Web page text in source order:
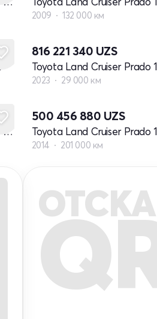
2009 132 000 км
816 221 340 UZS
2023 29 000 км
Toyota Land Cruiser Prado 150 Series рестайлинг 3
500 456 880 UZS
2014 201 000 км